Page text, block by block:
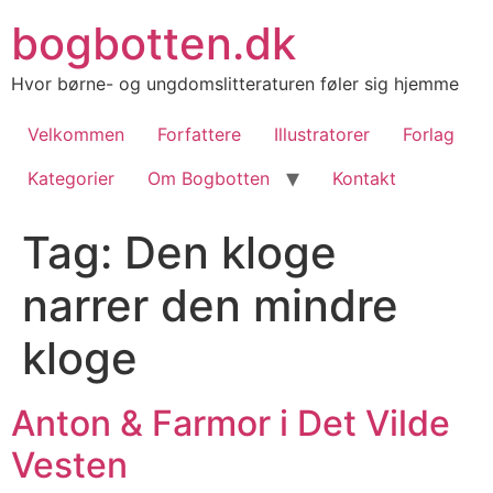
indhold
bogbotten.dk
Hvor børne- og ungdomslitteraturen føler sig hjemme
Velkommen Forfattere Illustratorer
Forlag
Kategorier
Om Bogbotten Kontakt
Tag: Den kloge
narrer den mindre
kloge
Anton & Farmor i Det Vilde
Vesten